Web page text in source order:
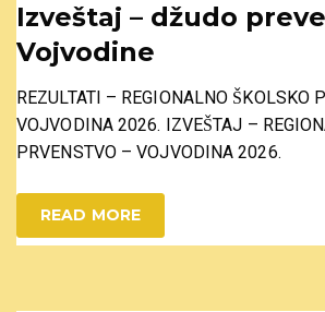
Izveštaj – džudo
Vojvodine
REZULTATI – REGIONALNO ŠKOLSKO
VOJVODINA 2026. IZVEŠTAJ –
PRVENSTVO – VOJVODINA 2026.
READ MORE